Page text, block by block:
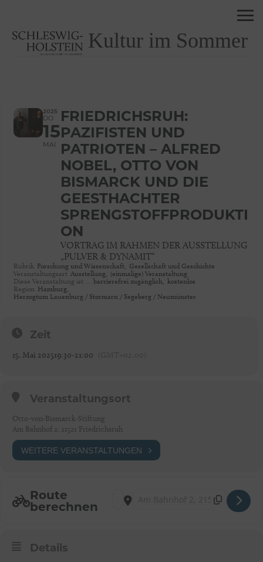
Kultur im Sommer
2025
DO
15
MAI
FRIEDRICHSRUH:
PAZIFISTEN UND
PATRIOTEN – ALFRED
NOBEL, OTTO VON
BISMARCK UND DIE
GEESTHACHTER
SPRENGSTOFFPRODUKTI
ON
VORTRAG IM RAHMEN DER AUSSTELLUNG
„PULVER & DYNAMIT“
Rubrik Forschung und Wissenschaft, Gesellschaft und Geschichte
Veranstaltungsart Ausstellung, (einmalige) Veranstaltung
Diese Veranstaltung ist … barrierefrei zugänglich, kostenlos
Region Hamburg,
Herzogtum Lauenburg / Stormarn / Segeberg / Neumünster
Zeit
15. Mai 202519:30-21:00
Veranstaltungsort
Otto-von-Bismarck-Stiftung
Am Bahnhof 2, 21521 Friedrichsruh
WEITERE VERANSTALTUNGEN
Route
berechnen
Address - Friedrichsruh: Pazifisten und
Destination Address -
Details